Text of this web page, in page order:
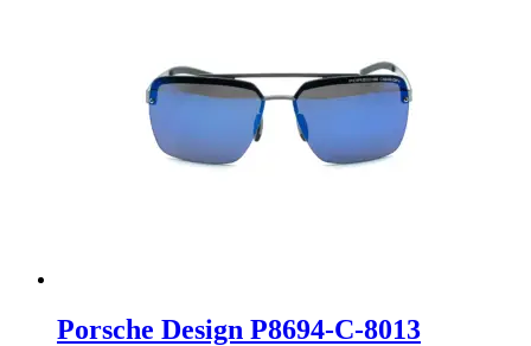
Porsche Design P8694-C-8013